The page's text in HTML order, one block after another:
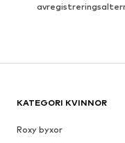
KATEGORI KVINNOR
Roxy byxor